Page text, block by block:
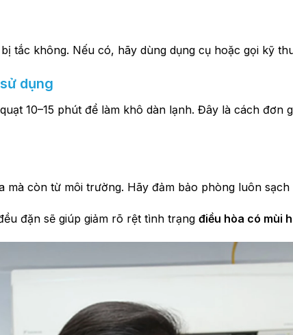
tắc không. Nếu có, hãy dùng dụng cụ hoặc gọi kỹ
dụng
10–15 phút để làm khô dàn lạnh. Đây là cách đơn
mà còn từ môi trường. Hãy đảm bảo phòng luôn sạch
đặn sẽ giúp giảm rõ rệt tình trạng điều hòa có mùi